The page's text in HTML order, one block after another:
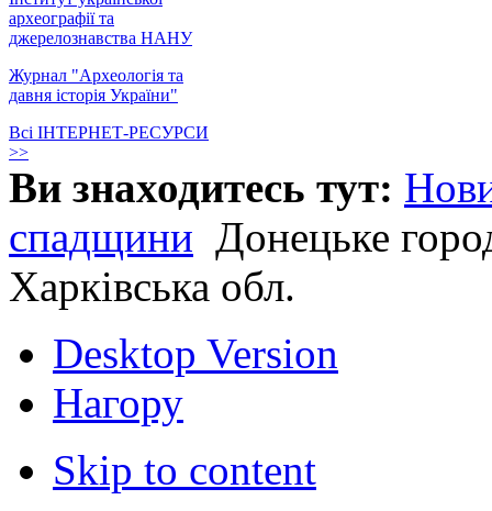
археографії та
джерелознавства НАНУ
Журнал "Археологія та
давня історія України"
Всі ІНТЕРНЕТ-РЕСУРСИ
>>
Ви знаходитесь тут:
спадщини Донецьке
Харківська обл.
Desktop Version
Нагору
Skip to content